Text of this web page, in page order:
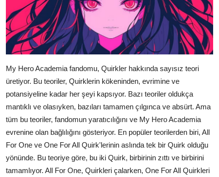
My Hero Academia fandomu, Quirkler hakkında sayısız teori
üretiyor. Bu teoriler, Quirklerin kökeninden, evrimine ve
potansiyeline kadar her şeyi kapsıyor. Bazı teoriler oldukça
mantıklı ve olasıyken, bazıları tamamen çılgınca ve absürt. Ama
tüm bu teoriler, fandomun yaratıcılığını ve My Hero Academia
evrenine olan bağlılığını gösteriyor. En popüler teorilerden biri, All
For One ve One For All Quirk'lerinin aslında tek bir Quirk olduğu
yönünde. Bu teoriye göre, bu iki Quirk, birbirinin zıttı ve birbirini
tamamlıyor. All For One, Quirkleri çalarken, One For All Quirkleri